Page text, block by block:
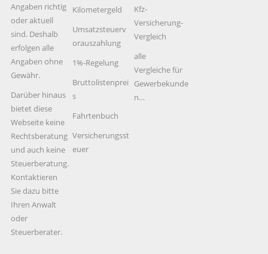
Angaben richtig
oder aktuell
sind. Deshalb
erfolgen alle
Angaben ohne
Gewähr.
Darüber hinaus
bietet diese
Webseite keine
Rechtsberatung
und auch keine
Steuerberatung.
Kontaktieren
Sie dazu bitte
Ihren Anwalt
oder
Steuerberater.
Kilometergeld
Umsatzsteuerv
orauszahlung
1%-Regelung
Bruttolistenprei
s
Fahrtenbuch
Versicherungsst
euer
Kfz-
Versicherung-
Vergleich
alle
Vergleiche für
Gewerbekunde
n…